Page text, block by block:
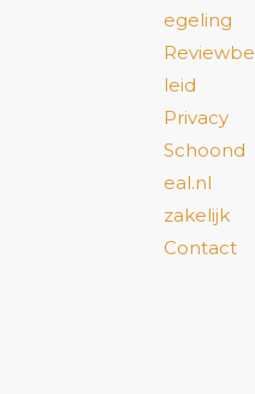
egeling
Reviewbe
leid
Privacy
Schoond
eal.nl
zakelijk
Contact